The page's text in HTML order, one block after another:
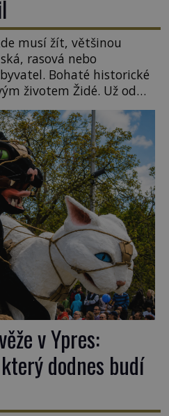
musí žít, většinou
rasová nebo
Bohaté historické
životem Židé. Už od
chvíli nuceni v
patří i římské
Pokud jde o vztah
čím chlubit. […]
v Ypres:
dodnes budí